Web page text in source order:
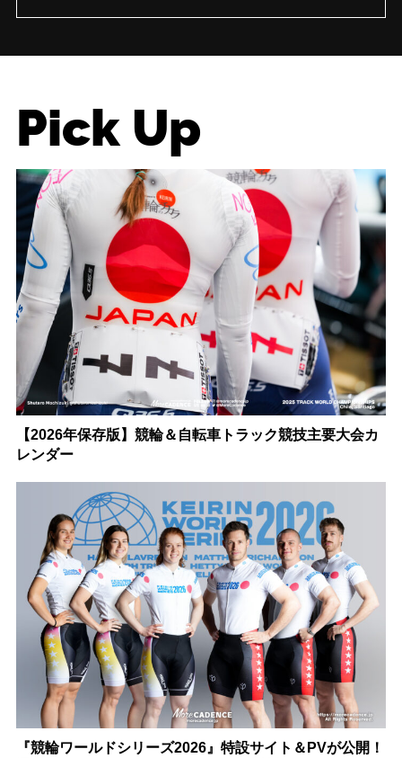
Pick Up
【2026年保存版】競輪＆自転車トラック競技主要大会カ
レンダー
『競輪ワールドシリーズ2026』特設サイト＆PVが公開！